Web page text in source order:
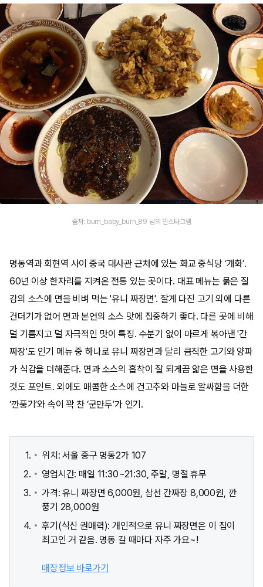
출처: burn_baby_burn_89 님의 인스타그램
명동역과 회현역 사이 중국 대사관 근처에 있는 화교 중식당 ‘개화’.
60년 이상 한자리를 지켜온 전통 있는 곳이다. 대표 메뉴는 묽은 질
감의 소스에 면을 비벼 먹는 '유니 짜장면'. 잘게 다진 고기 외에 다른
건더기가 없어 면과 본연의 소스 맛에 집중하기 좋다. 다른 곳에 비해
덜 기름지고 덜 자극적인 맛이 특징. 수분기 없이 마르게 볶아낸 '간
짜장'도 인기 메뉴 중 하나로 유니 짜장면과 달리 큼직한 고기와 양파
가 식감을 더해준다. 면과 소스의 흡착이 잘 되게끔 얇은 면을 사용한
것도 포인트. 외에도 매콤한 소스에 건고추와 마늘로 알싸함을 더한
‘깐풍기’와 속이 꽉 찬 ‘군만두’가 인기.
위치: 서울 중구 명동2가 107
영업시간: 매일 11:30~21:30, 주말, 명절 휴무
가격: 유니 짜장면 6,000원, 삼선 간짜장 8,000원, 깐
풍기 28,000원
후기(식신 권매력): 개인적으로 유니 짜장면은 이 집이
최고인 거 같음. 명동 갈 때마다 자주 가요~!
매장정보 바로가기